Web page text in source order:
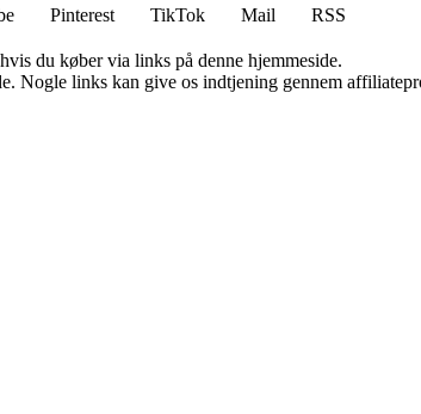
Pinterest TikTok Mail
RSS
du køber via links på denne hjemmeside.
Nogle links kan give os indtjening gennem